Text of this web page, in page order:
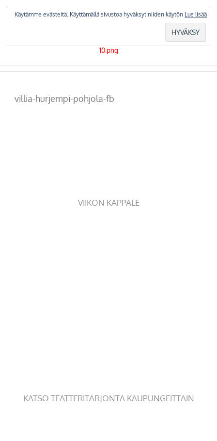
villia-hurjempi-pohjola-fb
VIIKON KAPPALE
KATSO TEATTERITARJONTA KAUPUNGEITTAIN
Käytämme evästeitä. Käyttämällä sivustoa hyväksyt niiden käytön Lue lisää